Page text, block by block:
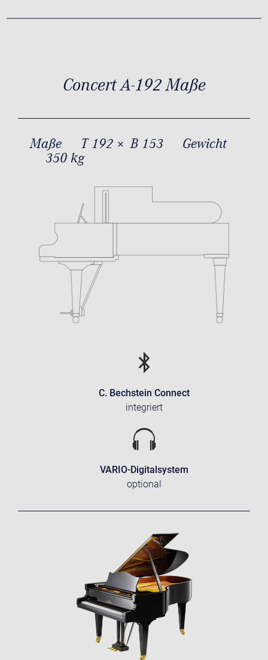
Concert A-192 Maße
Maße T 192 × B 153
Gewicht
350 kg
C. Bechstein Connect
integriert
VARIO-Digitalsystem
optional